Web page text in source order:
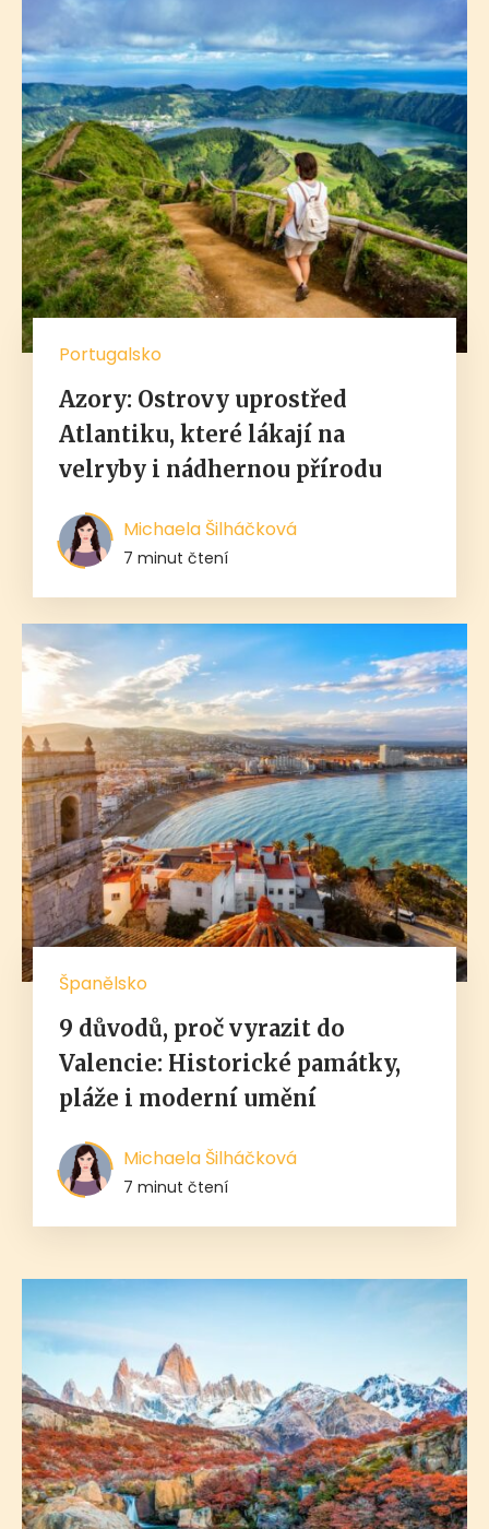
Portugalsko
Azory: Ostrovy uprostřed
Atlantiku, které lákají na
velryby i nádhernou přírodu
Michaela Šilháčková
7 minut čtení
Španělsko
9 důvodů, proč vyrazit do
Valencie: Historické památky,
pláže i moderní umění
Michaela Šilháčková
7 minut čtení